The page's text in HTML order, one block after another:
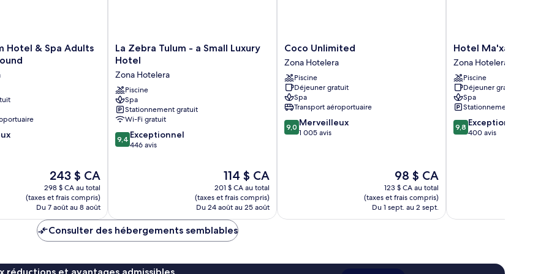
Hotel & Spa Adults
Le
prix
est
de
243 $ CA
243 $ CA
298 $ CA au total
(taxes et frais compris)
Du 7 août au 8 août
La
Zebra
-
a
Small
Luxury
Hotel
Zona
Hotelera
La Zebra Tulum - a Small Luxury
Hotel
Zona Hotelera
Piscine
Spa
Stationnement gratuit
Wi-Fi gratuit
9.4
sur
9,4 Exceptionnel
446 avis
Le
prix
est
de
114 $ CA
114 $ CA
201 $ CA au total
(taxes et frais compris)
Du 24 août au 25 août
Coco
Unlimited
Zona
Hotelera
Coco Unlimited
Zona Hotelera
Piscine
Déjeuner gratuit
Spa
Transport aéroportuaire
9.0
sur
9,0 Merveilleux
1 005 avis
Le
prix
est
de
98 $ CA
98 $ CA
123 $ CA au total
(taxes et frais compris)
Du 1 sept. au 2 sept.
Hotel
Ma'xanab
Zona
Hotelera
Hotel Ma'xanab
Zona Hotelera
Piscine
Déjeuner gratuit
Spa
Stationnement gratuit
9.8
sur
9,8 Exceptionnel
400 avis
Consulter des hébergements semblables